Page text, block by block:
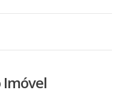
Imóvel